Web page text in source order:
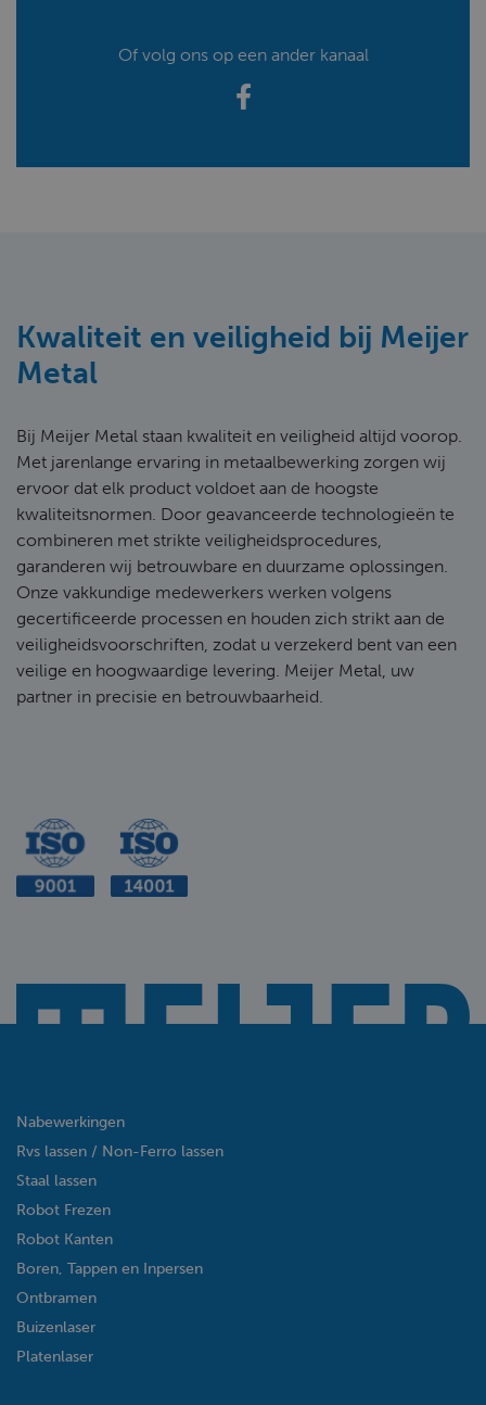
Of volg ons op een ander kanaal
Kwaliteit en veiligheid bij Meijer
Metal
Bij Meijer Metal staan kwaliteit en veiligheid altijd voorop.
Met jarenlange ervaring in metaalbewerking zorgen wij
ervoor dat elk product voldoet aan de hoogste
kwaliteitsnormen. Door geavanceerde technologieën te
combineren met strikte veiligheidsprocedures,
garanderen wij betrouwbare en duurzame oplossingen.
Onze vakkundige medewerkers werken volgens
gecertificeerde processen en houden zich strikt aan de
veiligheidsvoorschriften, zodat u verzekerd bent van een
veilige en hoogwaardige levering. Meijer Metal, uw
partner in precisie en betrouwbaarheid.
Nabewerkingen
Rvs lassen / Non-Ferro lassen
Staal lassen
Robot Frezen
Robot Kanten
Boren, Tappen en Inpersen
Ontbramen
Buizenlaser
Platenlaser